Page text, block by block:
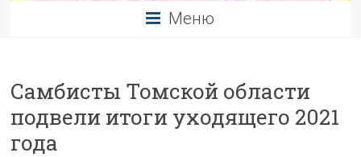
Меню
Самбисты Томской области
подвели итоги уходящего 2021
года